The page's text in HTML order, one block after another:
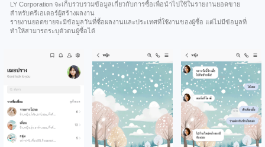
LY Corporation จะเก็บรวบรวมข้อมูลเกี่ยวกับการซื้อเพื่อนำไปใช้ในรายงานยอดขาย
สำหรับครีเอเตอร์ผู้สร้างผลงาน
รายงานยอดขายจะมีข้อมูลวันที่ซื้อผลงานและประเทศที่ใช้งานของผู้ซื้อ แต่ไม่มีข้อมูลที่
ทำให้สามารถระบุตัวตนผู้ซื้อได้